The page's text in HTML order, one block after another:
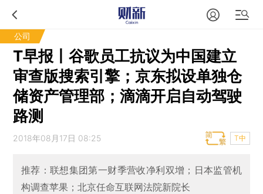
公司
T早报丨谷歌员工抗议为中国建立
审查版搜索引擎；京东拟设单独仓
储资产管理部；滴滴开启自动驾驶
路测
2018年08月17日 08:25 T中
推荐：联想集团第一财季营收净利双增；日本监管机
构调查苹果；北京任命互联网法院新院长